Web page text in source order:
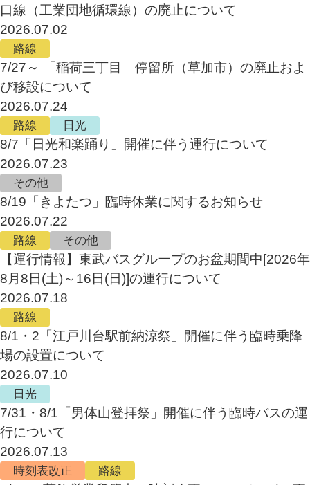
口線（工業団地循環線）の廃止について
2026.07.02
路線
7/27～ 「稲荷三丁目」停留所（草加市）の廃止およ
び移設について
2026.07.24
路線 日光
8/7「日光和楽踊り」開催に伴う運行について
2026.07.23
その他
8/19「きよたつ」臨時休業に関するお知らせ
2026.07.22
路線 その他
【運行情報】東武バスグループのお盆期間中[2026年
8月8日(土)～16日(日)]の運行について
2026.07.18
路線
8/1・2「江戸川台駅前納涼祭」開催に伴う臨時乗降
場の設置について
2026.07.10
日光
7/31・8/1「男体山登拝祭」開催に伴う臨時バスの運
行について
2026.07.13
時刻表改正 路線